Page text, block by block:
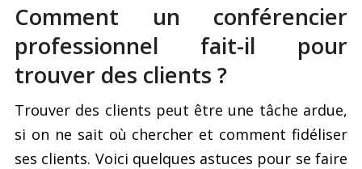
Comment un conférencier
professionnel fait-il pour
trouver des clients ?
Trouver des clients peut être une tâche ardue,
si on ne sait où chercher et comment fidéliser
ses clients. Voici quelques astuces pour se faire